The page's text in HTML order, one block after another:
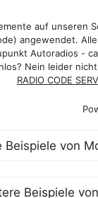
auf unseren
angewendet.
Autoradios -
Nein leider
RADIO CODE